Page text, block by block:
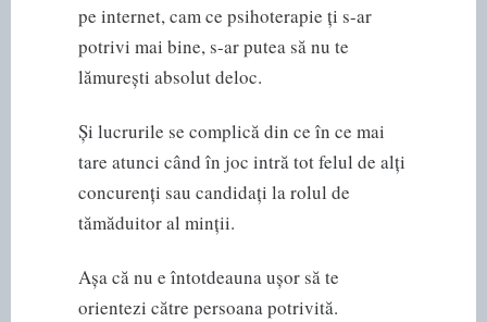
pe internet, cam ce psihoterapie ți s-ar
potrivi mai bine, s-ar putea să nu te
lămurești absolut deloc.
Și lucrurile se complică din ce în ce mai
tare atunci când în joc intră tot felul de alți
concurenți sau candidați la rolul de
tămăduitor al minții.
Așa că nu e întotdeauna ușor să te
orientezi către persoana potrivită.